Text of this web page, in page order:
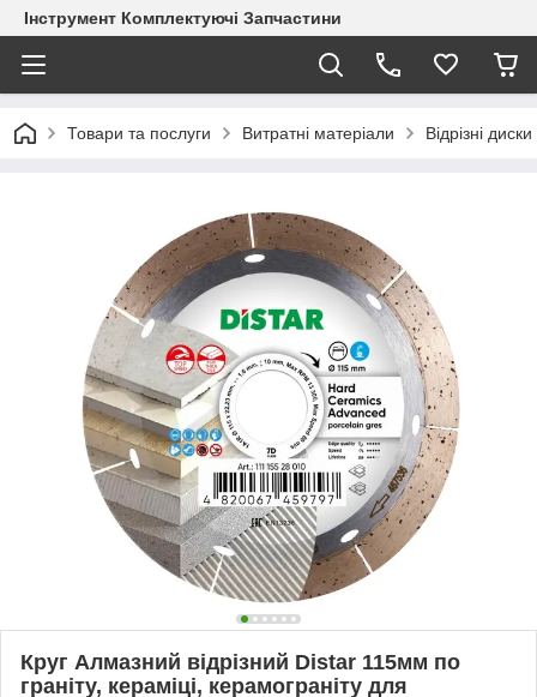
Інструмент Комплектуючі Запчастини
Товари та послуги Витратні матеріали Відрізні диски
Круг Алмазний відрізний Distar 115мм по
граніту, кераміці, керамограніту для